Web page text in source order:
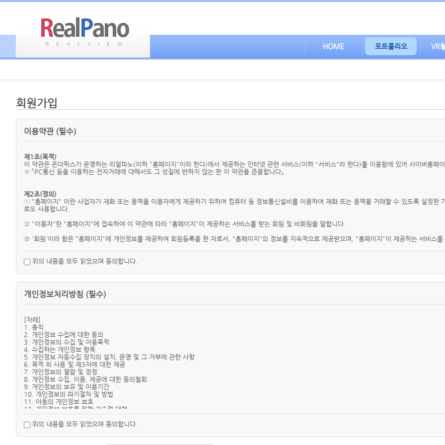
HOME 포트폴리오 VR
회원가입
이용약관 (필수)
제1조(목적)
이 약관은 온더픽스가 운영하는 리얼파노(이하 "홈페이지"이라 한다)에서 제공하는 인터넷 관련 서비스(이하 "서비스"라 한다)를 이용함에 있어 사이버홈페
※ 「PC통신 등을 이용하는 전자거래에 대해서도 그 성질에 반하지 않는 한 이 약관을 준용합니다」
제2조(정의)
① "홈페이지" 이란 사업자가 재화 또는 용역을 이용자에게 제공하기 위하여 컴퓨터 등 정보통신설비를 이용하여 재화 또는 용역을 거래할 수 있도록 설정한
로도 사용합니다.
② "이용자"란 "홈페이지"에 접속하여 이 약관에 따라 "홈페이지"이 제공하는 서비스를 받는 회원 및 비회원을 말합니다.
③ '회원'이라 함은 "홈페이지"에 개인정보를 제공하여 회원등록을 한 자로서, "홈페이지"의 정보를 지속적으로 제공받으며, "홈페이지"이 제공하는 서비스를
④ 비회원'이라 함은 회원에 가입하지 않고 "홈페이지"이 제공하는 서비스를 이용하는 자를 말합니다.
제3조 (약관의 명시와 개정)
① "홈페이지"은 이 약관의 내용과 상호, 영업소 소재지, 대표자의 성명, 사업자등록번호, 연락처(전화, 팩스, 전자우편 주소 등) 등을 이용자가 알 수 있도록
② "홈페이지"은 약관의 규제 등에 관한 법률, 전자거래기본법, 전자서명법, 정보통신망 이용촉진 등에 관한 법률, 방문판매 등에 관한법률, 소비자보호법 등
④ "홈페이지"이 약관을 개정할 경우에는 그 개정약관은 그 적용일자 이후에 체결되는 계약에만 적용되고 그 이전에 이미 체결된 계약에 대해서는 개정 전의
조항의 적용을 받기를 원하는 뜻을 제3항에 의한 개정약관의 공지기간 내에 '홈페이지"에 송신하여 "홈페이지"의 동의를 받은 경우에는 개정약관 조항이 적용
⑤ 이 약관에서 정하지 아니한 사항과 이 약관의 해석에 관하여는 정부가 제정한 전자거래소비자보호지침 및 관계법령 또는 상관례에 따릅니다.
제4조(서비스의 제공 및 변경)
① "홈페이지"은 다음과 같은 업무를 수행합니다.
1. 재화 또는 용역에 대한 정보 제공 및 구매계약의 체결
2. 구매계약이 체결된 재화 또는 용역의 배송
3. 기타 "홈페이지"이 정하는 업무
용을 게시한 곳에 그 제공일자 이전 7일부터 공지합니다.
위의 내용을 모두 읽었으며 동의합니다.
개인정보처리방침 (필수)
[차례]
1. 총칙
2. 개인정보 수집에 대한 동의
3. 개인정보의 수집 및 이용목적
4. 수집하는 개인정보 항목
5. 개인정보 자동수집 장치의 설치, 운영 및 그 거부에 관한 사항
6. 목적 외 사용 및 제3자에 대한 제공
7. 개인정보의 열람 및 정정
8. 개인정보 수집, 이용, 제공에 대한 동의철회
9. 개인정보의 보유 및 이용기간
10. 개인정보의 파기절차 및 방법
11. 아동의 개인정보 보호
12. 개인정보 보호를 위한 기술적 대책
13. 개인정보의 위탁처리
14. 의겸수렴 및 불만처리
위의 내용을 모두 읽었으며 동의합니다.